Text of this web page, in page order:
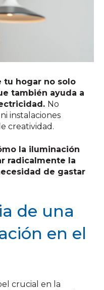
tu hogar no solo
también ayuda a
No
instalaciones
creatividad.
la iluminación
radicalmente la
de gastar
de una
en el
crucial en la